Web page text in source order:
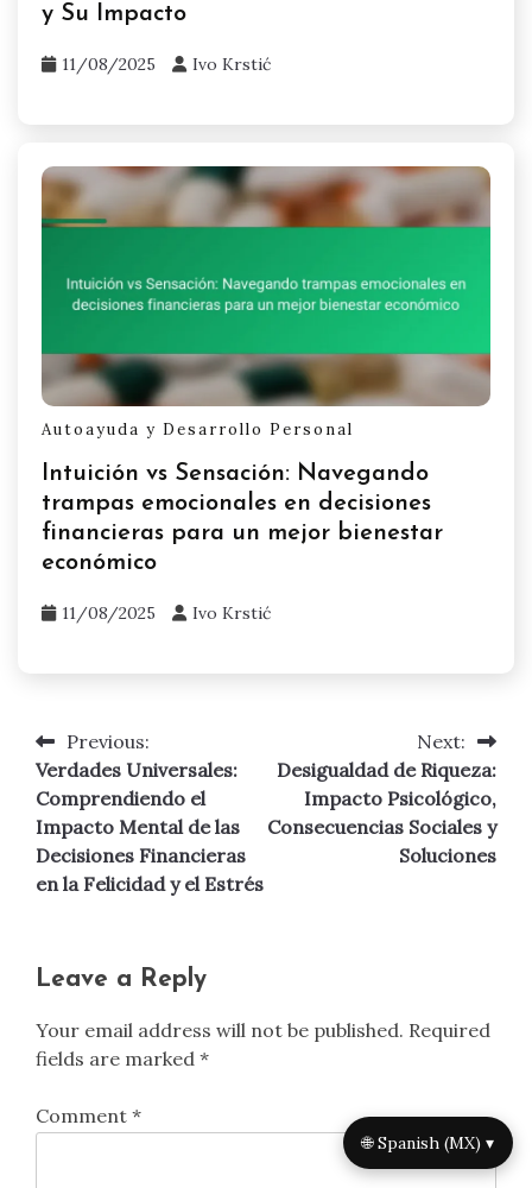
y Su Impacto
11/08/2025 Ivo Krstić
Autoayuda y Desarrollo Personal
Intuición vs Sensación: Navegando
trampas emocionales en decisiones
financieras para un mejor bienestar
económico
11/08/2025 Ivo Krstić
Post
navigation
Previous:
Verdades Universales:
Comprendiendo el
Impacto Mental de las
Decisiones Financieras
en la Felicidad y el Estrés
Next:
Desigualdad de Riqueza:
Impacto Psicológico,
Consecuencias Sociales y
Soluciones
Leave a Reply
Your email address will not be published. Required
fields are marked *
Comment *
🌐 Spanish (MX) ▾